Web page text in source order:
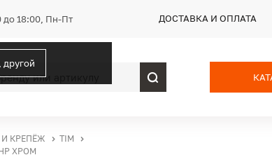
до 18:00, Пн-Пт
другой
ДОСТАВКА И ОПЛАТА
КРЕПЁЖ
TIM
ХРОМ